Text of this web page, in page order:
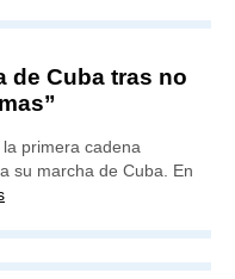
de Cuba tras no
primera cadena
su marcha de Cuba. En